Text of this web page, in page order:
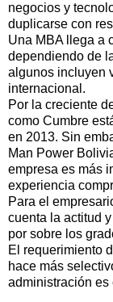
negocios y
duplicarse con
Una MBA llega a
dependiendo de
algunos incluyen
internacional.
Por la creciente
como Cumbre
en 2013. Sin
Man Power
empresa es más
experiencia
Para el
cuenta la actitud
por sobre los
El requerimiento
hace más
administración es